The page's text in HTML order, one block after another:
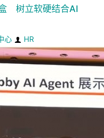
树立软硬结合AI
心 HR